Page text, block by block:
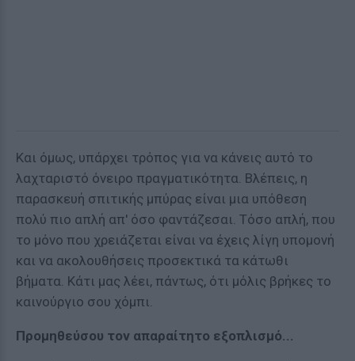
Και όμως, υπάρχει τρόπος για να κάνεις αυτό το
λαχταριστό όνειρο πραγματικότητα. Βλέπεις, η
παρασκευή σπιτικής μπύρας είναι μια υπόθεση
πολύ πιο απλή απ' όσο φαντάζεσαι. Τόσο απλή, που
το μόνο που χρειάζεται είναι να έχεις λίγη υπομονή
και να ακολουθήσεις προσεκτικά τα κάτωθι
βήματα. Κάτι μας λέει, πάντως, ότι μόλις βρήκες το
καινούργιο σου χόμπι.
Προμηθεύσου τον απαραίτητο εξοπλισμό...